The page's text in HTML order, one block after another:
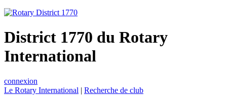
District 1770 du Rotary
International
connexion
Le Rotary International | Recherche de club